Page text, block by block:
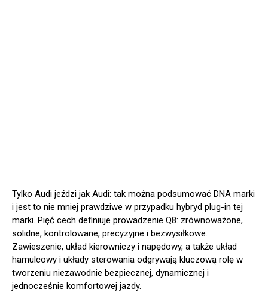
Tylko Audi jeździ jak Audi: tak można podsumować DNA marki
i jest to nie mniej prawdziwe w przypadku hybryd plug-in tej
marki. Pięć cech definiuje prowadzenie Q8: zrównoważone,
solidne, kontrolowane, precyzyjne i bezwysiłkowe.
Zawieszenie, układ kierowniczy i napędowy, a także układ
hamulcowy i układy sterowania odgrywają kluczową rolę w
tworzeniu niezawodnie bezpiecznej, dynamicznej i
jednocześnie komfortowej jazdy.